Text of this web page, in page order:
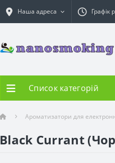
Наша адреса Графік
Список категорій
Ароматизатори для
Black Currant